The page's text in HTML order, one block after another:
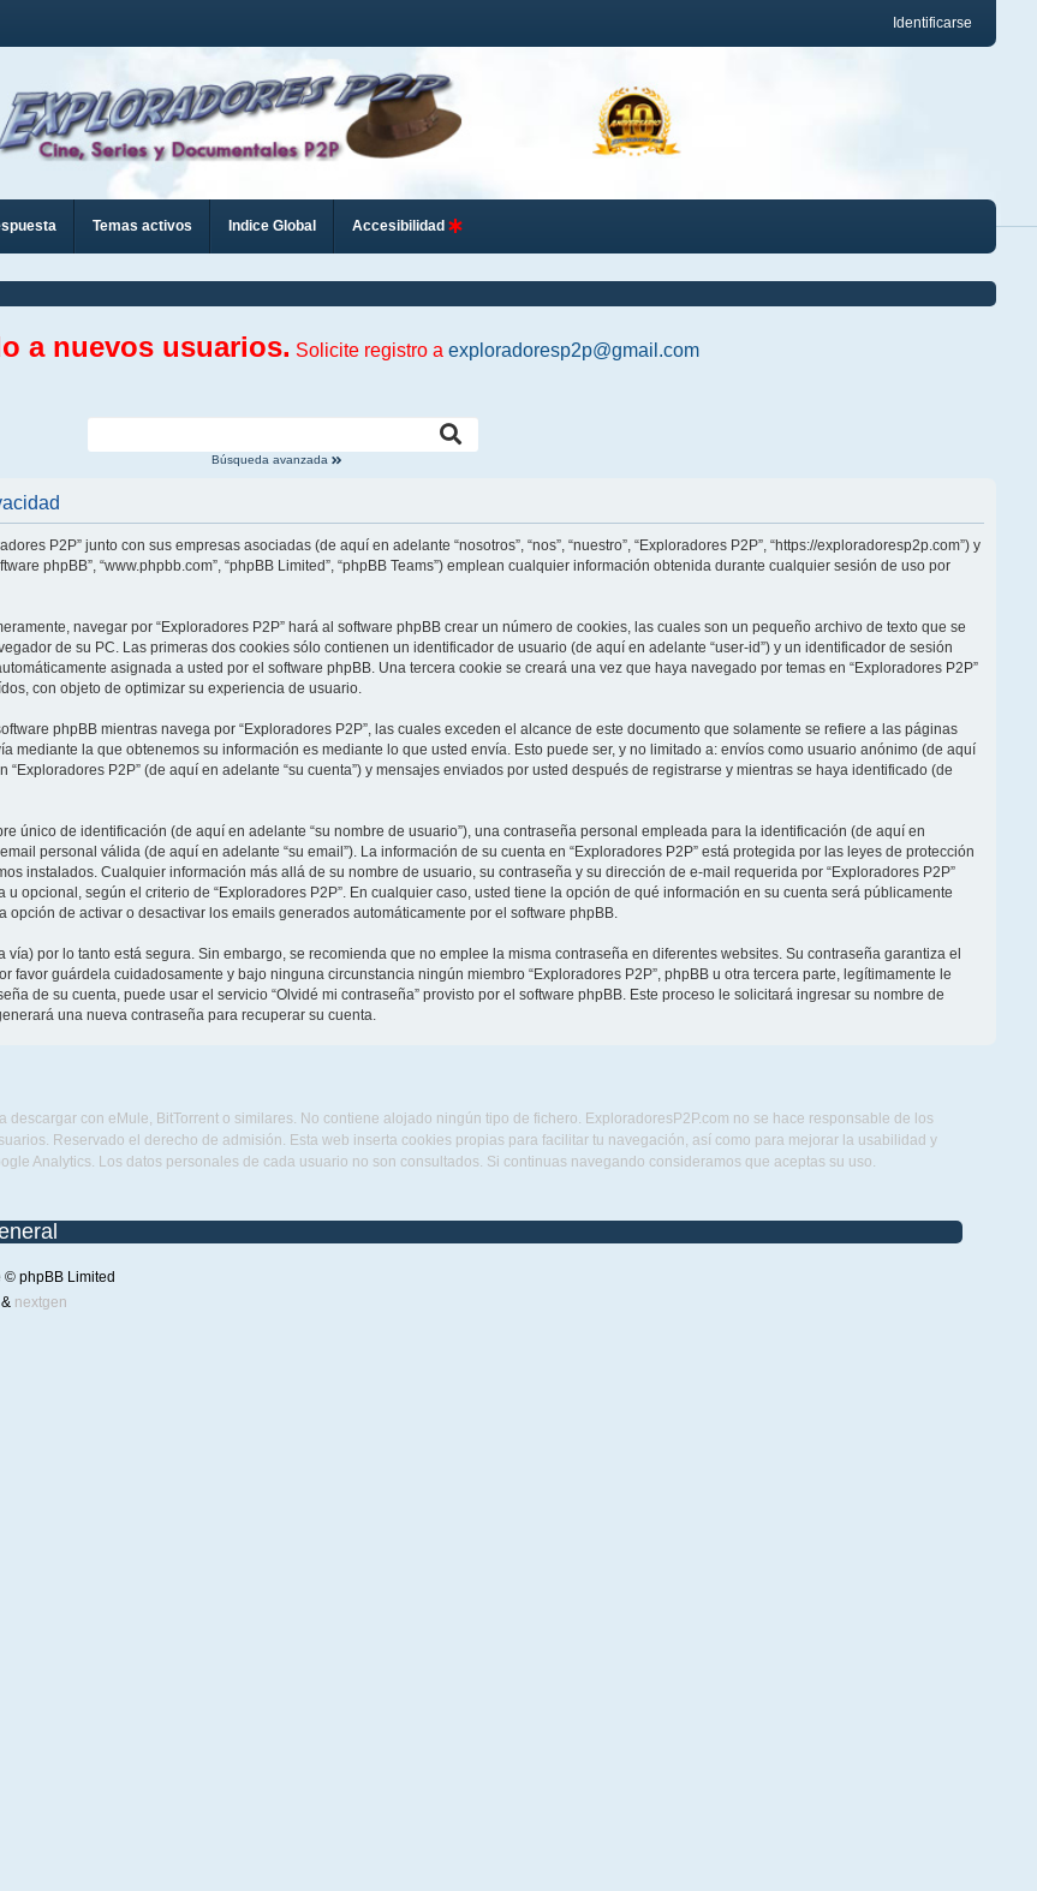
Identificarse
Temas activos Indice Global Accesibilidad
a nuevos usuarios. Solicite registro a exploradoresp2p@gmail.com
Búsqueda avanzada
P2P” junto con sus empresas asociadas (de aquí en adelante “nosotros”, “nos”, “nuestro”, “Exploradores P2P”, “https://exploradoresp2p.com”) y
phpBB”, “www.phpbb.com”, “phpBB Limited”, “phpBB Teams”) emplean cualquier información obtenida durante cualquier sesión de uso por
navegar por “Exploradores P2P” hará al software phpBB crear un número de cookies, las cuales son un pequeño archivo de texto que se
de su PC. Las primeras dos cookies sólo contienen un identificador de usuario (de aquí en adelante “user-id”) y un identificador de sesión
asignada a usted por el software phpBB. Una tercera cookie se creará una vez que haya navegado por temas en “Exploradores P2P”
con objeto de optimizar su experiencia de usuario.
phpBB mientras navega por “Exploradores P2P”, las cuales exceden el alcance de este documento que solamente se refiere a las páginas
mediante la que obtenemos su información es mediante lo que usted envía. Esto puede ser, y no limitado a: envíos como usuario anónimo (de aquí
“Exploradores P2P” (de aquí en adelante “su cuenta”) y mensajes enviados por usted después de registrarse y mientras se haya identificado (de
único de identificación (de aquí en adelante “su nombre de usuario”), una contraseña personal empleada para la identificación (de aquí en
personal válida (de aquí en adelante “su email”). La información de su cuenta en “Exploradores P2P” está protegida por las leyes de protección
instalados. Cualquier información más allá de su nombre de usuario, su contraseña y su dirección de e-mail requerida por “Exploradores P2P”
opcional, según el criterio de “Exploradores P2P”. En cualquier caso, usted tiene la opción de qué información en su cuenta será públicamente
opción de activar o desactivar los emails generados automáticamente por el software phpBB.
por lo tanto está segura. Sin embargo, se recomienda que no emplee la misma contraseña en diferentes websites. Su contraseña garantiza el
favor guárdela cuidadosamente y bajo ninguna circunstancia ningún miembro “Exploradores P2P”, phpBB u otra tercera parte, legítimamente le
de su cuenta, puede usar el servicio “Olvidé mi contraseña” provisto por el software phpBB. Este proceso le solicitará ingresar su nombre de
una nueva contraseña para recuperar su cuenta.
descargar con eMule, BitTorrent o similares. No contiene alojado ningún tipo de fichero. ExploradoresP2P.com no se hace responsable de los
Reservado el derecho de admisión. Esta web inserta cookies propias para facilitar tu navegación, así como para mejorar la usabilidad y
Analytics. Los datos personales de cada usuario no son consultados. Si continuas navegando consideramos que aceptas su uso.
phpBB Limited
nextgen